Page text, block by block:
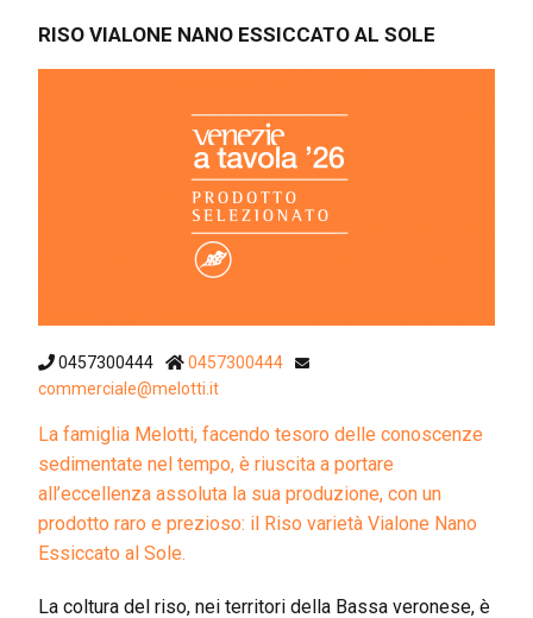
RISO VIALONE NANO ESSICCATO AL SOLE
0457300444
0457300444
commerciale@melotti.it
La famiglia Melotti, facendo tesoro delle conoscenze
sedimentate nel tempo, è riuscita a portare
all’eccellenza assoluta la sua produzione, con un
prodotto raro e prezioso: il Riso varietà Vialone Nano
Essiccato al Sole.
La coltura del riso, nei territori della Bassa veronese, è